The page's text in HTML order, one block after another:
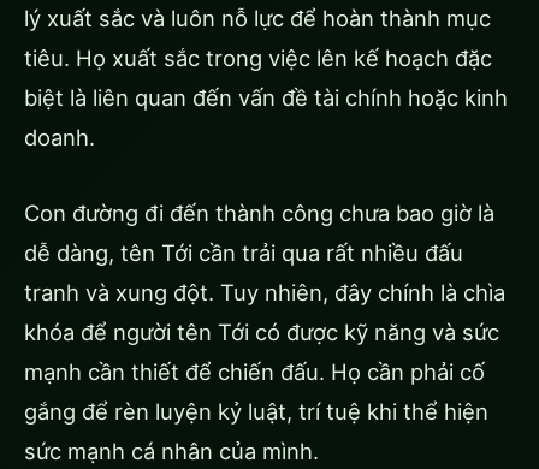
lý xuất sắc và luôn nỗ lực để hoàn thành mục
tiêu. Họ xuất sắc trong việc lên kế hoạch đặc
biệt là liên quan đến vấn đề tài chính hoặc kinh
doanh.
Con đường đi đến thành công chưa bao giờ là
dễ dàng, tên Tới cần trải qua rất nhiều đấu
tranh và xung đột. Tuy nhiên, đây chính là chìa
khóa để người tên Tới có được kỹ năng và sức
mạnh cần thiết để chiến đấu. Họ cần phải cố
gắng để rèn luyện kỷ luật, trí tuệ khi thể hiện
sức mạnh cá nhân của mình.